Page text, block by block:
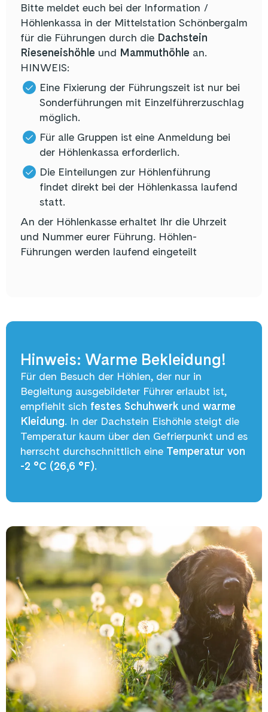
Bitte meldet euch bei der Information /
Höhlenkassa in der Mittelstation Schönbergalm
für die Führungen durch die Dachstein
Rieseneishöhle und Mammuthöhle an.
HINWEIS:
Eine Fixierung der Führungszeit ist nur bei
Sonderführungen mit Einzelführerzuschlag
möglich.
Für alle Gruppen ist eine Anmeldung bei
der Höhlenkassa erforderlich.
Die Einteilungen zur Höhlenführung
findet direkt bei der Höhlenkassa laufend
statt.
An der Höhlenkasse erhaltet Ihr die Uhrzeit
und Nummer eurer Führung. Höhlen-
Führungen werden laufend eingeteilt
Hinweis: Warme Bekleidung!
Für den Besuch der Höhlen, der nur in
Begleitung ausgebildeter Führer erlaubt ist,
empfiehlt sich festes Schuhwerk und warme
Kleidung. In der Dachstein Eishöhle steigt die
Temperatur kaum über den Gefrierpunkt und es
herrscht durchschnittlich eine Temperatur von
-2 °C (26,6 °F).